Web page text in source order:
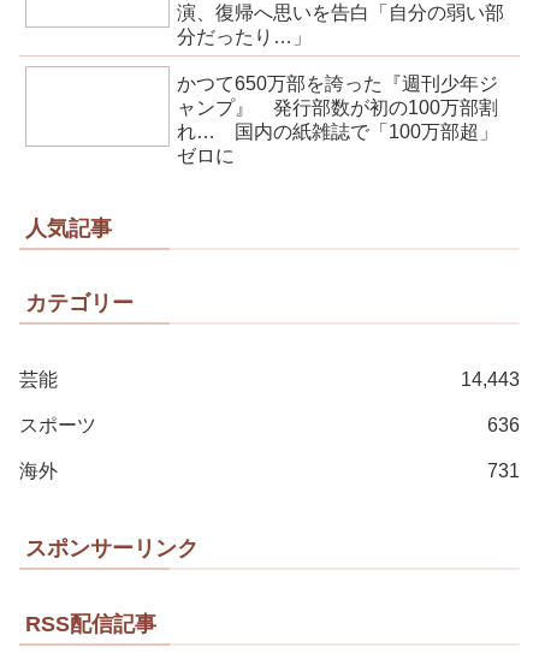
演、復帰へ思いを告白「自分の弱い部
分だったり…」
かつて650万部を誇った『週刊少年ジ
ャンプ』 発行部数が初の100万部割
れ… 国内の紙雑誌で「100万部超」
ゼロに
人気記事
カテゴリー
芸能 14,443
スポーツ 636
海外 731
スポンサーリンク
RSS配信記事